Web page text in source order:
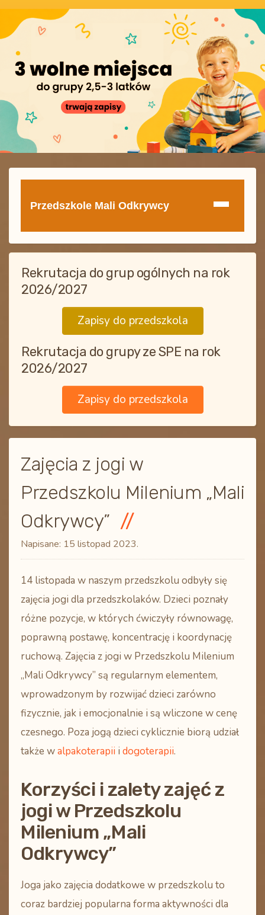
Przedszkole Mali Odkrywcy
Rekrutacja do grup ogólnych na rok
2026/2027
Zapisy do przedszkola
Rekrutacja do grupy ze SPE na rok
2026/2027
Zapisy do przedszkola
Zajęcia z jogi w
Przedszkolu Milenium „Mali
Odkrywcy”
Napisane: 15 listopad 2023.
14 listopada w naszym przedszkolu odbyły się
zajęcia jogi dla przedszkolaków. Dzieci poznały
różne pozycje, w których ćwiczyły równowagę,
poprawną postawę, koncentrację i koordynację
ruchową. Zajęcia z jogi w Przedszkolu Milenium
„Mali Odkrywcy” są regularnym elementem,
wprowadzonym by rozwijać dzieci zarówno
fizycznie, jak i emocjonalnie i są wliczone w cenę
czesnego. Poza jogą dzieci cyklicznie biorą udział
także walpakoterapii i dogoterapii.
Korzyści i zalety zajęć z
jogi w Przedszkolu
Milenium „Mali
Odkrywcy”
Joga jako zajęcia dodatkowe w przedszkolu to
coraz bardziej popularna forma aktywności dla